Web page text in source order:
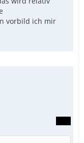
vorbild ich mir